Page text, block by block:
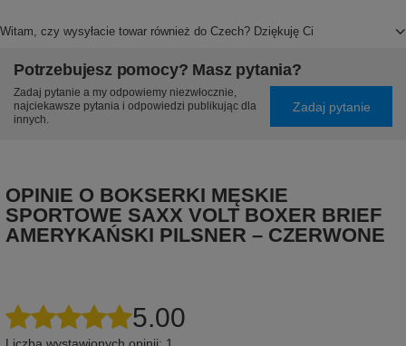
Witam, czy wysyłacie towar również do Czech? Dziękuję Ci
Potrzebujesz pomocy? Masz pytania?
Zadaj pytanie a my odpowiemy niezwłocznie,
najciekawsze pytania i odpowiedzi publikując dla
innych.
Zadaj pytanie
OPINIE O BOKSERKI MĘSKIE
SPORTOWE SAXX VOLT BOXER BRIEF
AMERYKAŃSKI PILSNER – CZERWONE
5.00